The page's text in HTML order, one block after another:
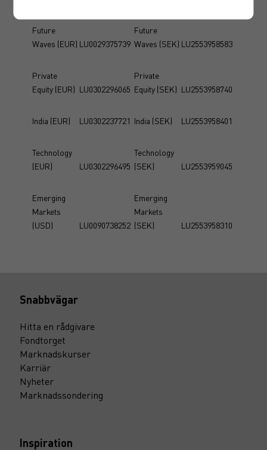
Future
Waves (EUR) LU0029375739
Future
Waves (SEK) LU2553958583
Private
Equity (EUR) LU0302296065
Private
Equity (SEK) LU2553958740
India (EUR) LU0302237721 India (SEK) LU2553958401
Technology
(EUR)
LU0302296495
Technology
(SEK)
LU2553959045
Emerging
Markets
(USD)
LU0090738252
Emerging
Markets
(SEK)
LU2553958310
Snabbvägar
Hitta en rådgivare
Fondtorget
Marknadskurser
Karriär
Nyheter
Marknadssondering
Inspiration